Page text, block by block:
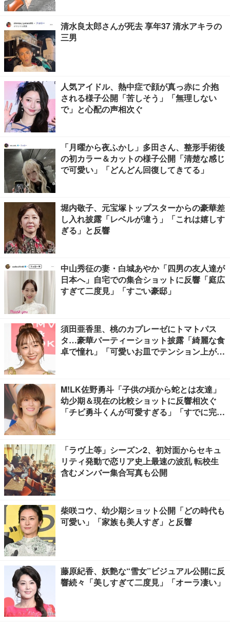
清水良太郎さんが死去 享年37 清水アキラの
三男
人気アイドル、熱中症で顔が真っ赤に 介抱
される様子公開「苦しそう」「無理しない
で」と心配の声相次ぐ
「月曜から夜ふかし」多田さん、整形手術後
の初カラー＆カットの様子公開「清楚な感じ
で可愛い」「どんどん回復してきてる」
堀内敬子、元宝塚トップスターからの豪華差
し入れ披露「レベルが違う」「これは嬉しす
ぎる」と反響
中山秀征の妻・白城あやか「四男の友人達が
日本へ」自宅での集合ショットに反響「庭広
すぎて二度見」「すごい豪邸」
須田亜香里、桃のカプレーゼにトマトパス
タ…豪華パーティーショット披露「綺麗な食
卓で憧れ」「可愛いお皿でテンション上が
M!LK佐野勇斗「子供の頃から蛇とは友達」
幼少期＆現在の比較ショットに反響相次ぐ
「チビ勇斗くんが可愛すぎる」「すでに完成
「ラヴ上等」シーズン2、初対面からセキュ
リティ発動で恋リア史上最速の波乱 転校生
含むメンバー集合写真も公開
柴咲コウ、幼少期ショット公開「どの時代も
可愛い」「家族も美人すぎ」と反響
藤原紀香、妖艶な“雪女”ビジュアル公開に反
響続々「美しすぎて二度見」「オーラ凄い」